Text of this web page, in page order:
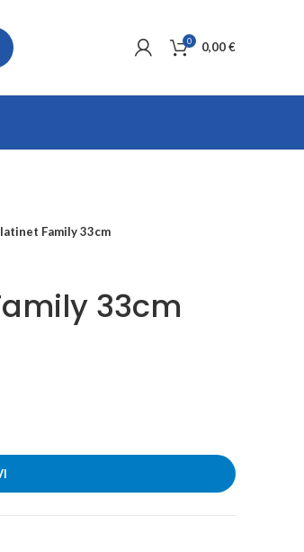
0 0,00€
Family 33cm
33cm